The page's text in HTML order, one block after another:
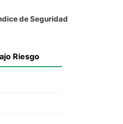
de Seguridad
Riesgo